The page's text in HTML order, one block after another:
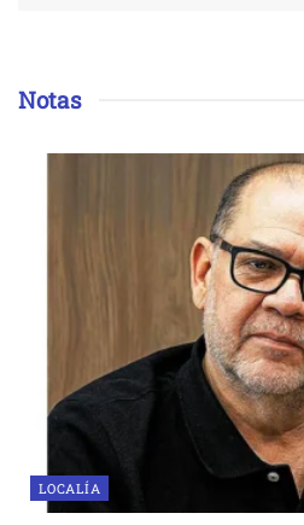
Notas
LOCALÍA